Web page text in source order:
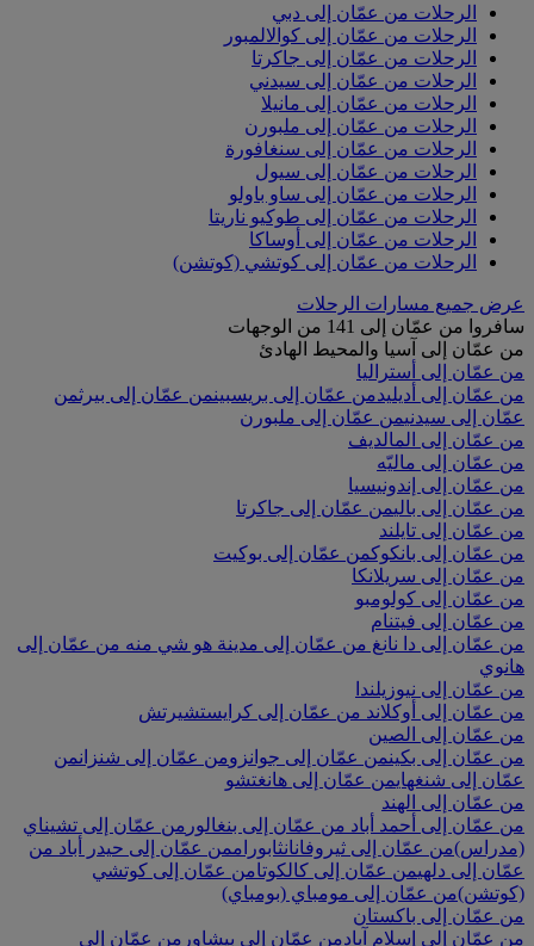
الرحلات من عمّان إلى دبي
الرحلات من عمّان إلى كوالالمبور
الرحلات من عمّان إلى جاكرتا
الرحلات من عمّان إلى سيدني
الرحلات من عمّان إلى مانيلا
الرحلات من عمّان إلى ملبورن
الرحلات من عمّان إلى سنغافورة
الرحلات من عمّان إلى سيول
الرحلات من عمّان إلى ساو باولو
الرحلات من عمّان إلى طوكيو ناريتا
الرحلات من عمّان إلى أوساكا
الرحلات من عمّان إلى كوتشي (كوتشن)
عرض جميع مسارات الرحلات
سافروا من عمّان إلى 141 من الوجهات
من عمّان إلى آسيا والمحيط الهادئ
من عمّان إلى أستراليا
من عمّان إلى أديليدمن عمّان إلى بريسبينمن عمّان إلى بيرثمن
عمّان إلى سيدنيمن عمّان إلى ملبورن
من عمّان إلى المالديف
من عمّان إلى ماليّه
من عمّان إلى إندونيسيا
من عمّان إلى باليمن عمّان إلى جاكرتا
من عمّان إلى تايلند
من عمّان إلى بانكوكمن عمّان إلى بوكيت
من عمّان إلى سريلانكا
من عمّان إلى كولومبو
من عمّان إلى فيتنام
من عمّان إلى دا نانغ من عمّان إلى مدينة هو شي منه من عمّان إلى
هانوي
من عمّان إلى نيوزيلندا
من عمّان إلى أوكلاند من عمّان إلى كرايستشيرتش
من عمّان إلى الصين
من عمّان إلى بكينمن عمّان إلى جوانزومن عمّان إلى شنزانمن
عمّان إلى شنغهايمن عمّان إلى هانغتشو
من عمّان إلى الهند
من عمّان إلى أحمد أباد من عمّان إلى بنغالور من عمّان إلى تشيناي
(مدراس)من عمّان إلى ثيروفانانثابوراممن عمّان إلى حيدر أباد من
عمّان إلى دلهيمن عمّان إلى كالكوتامن عمّان إلى كوتشي
(كوتشن)من عمّان إلى مومباي (بومباي)
من عمّان إلى باكستان
من عمّان إلى إسلام آبادمن عمّان إلى بيشاور من عمّان إلى